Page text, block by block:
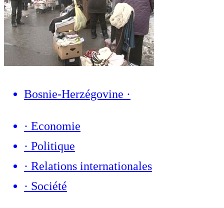
Bosnie-Herzégovine ·
· Economie
· Politique
· Relations internationales
· Société